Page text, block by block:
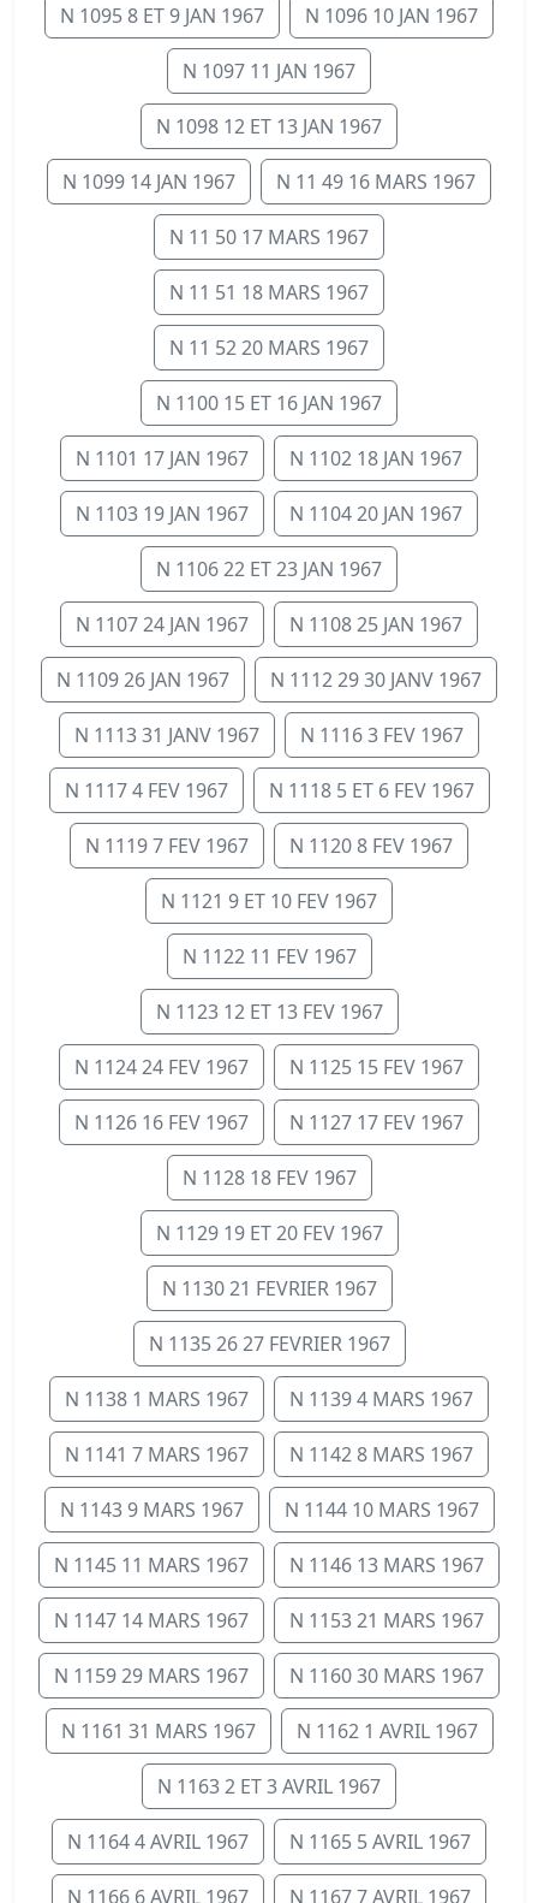
N 1095 8 ET 9 JAN 1967 N 1096 10 JAN 1967
N 1097 11 JAN 1967
N 1098 12 ET 13 JAN 1967
N 1099 14 JAN 1967 N 11 49 16 MARS 1967
N 11 50 17 MARS 1967
N 11 51 18 MARS 1967
N 11 52 20 MARS 1967
N 1100 15 ET 16 JAN 1967
N 1101 17 JAN 1967 N 1102 18 JAN 1967
N 1103 19 JAN 1967 N 1104 20 JAN 1967
N 1106 22 ET 23 JAN 1967
N 1107 24 JAN 1967 N 1108 25 JAN 1967
N 1109 26 JAN 1967 N 1112 29 30 JANV 1967
N 1113 31 JANV 1967 N 1116 3 FEV 1967
N 1117 4 FEV 1967 N 1118 5 ET 6 FEV 1967
N 1119 7 FEV 1967 N 1120 8 FEV 1967
N 1121 9 ET 10 FEV 1967
N 1122 11 FEV 1967
N 1123 12 ET 13 FEV 1967
N 1124 24 FEV 1967 N 1125 15 FEV 1967
N 1126 16 FEV 1967 N 1127 17 FEV 1967
N 1128 18 FEV 1967
N 1129 19 ET 20 FEV 1967
N 1130 21 FEVRIER 1967
N 1135 26 27 FEVRIER 1967
N 1138 1 MARS 1967 N 1139 4 MARS 1967
N 1141 7 MARS 1967 N 1142 8 MARS 1967
N 1143 9 MARS 1967 N 1144 10 MARS 1967
N 1145 11 MARS 1967 N 1146 13 MARS 1967
N 1147 14 MARS 1967 N 1153 21 MARS 1967
N 1159 29 MARS 1967 N 1160 30 MARS 1967
N 1161 31 MARS 1967 N 1162 1 AVRIL 1967
N 1163 2 ET 3 AVRIL 1967
N 1164 4 AVRIL 1967 N 1165 5 AVRIL 1967
N 1166 6 AVRIL 1967 N 1167 7 AVRIL 1967